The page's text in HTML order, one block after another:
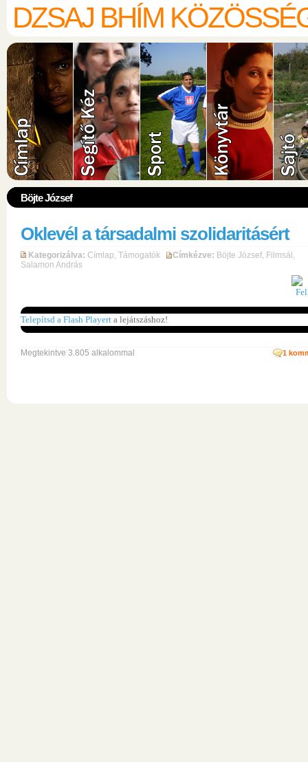
DZSAJ BHÍM
Böjte József
Oklevél a társadalmi szolidaritásért
Kategorizálva: Címlap, Támogatók Címkézve: Böjte József, Filmsál ,
Salamon András
Telepítsd a Flash Playert a lejátszáshoz!
1
Megtekintve 3.805 alkalommal